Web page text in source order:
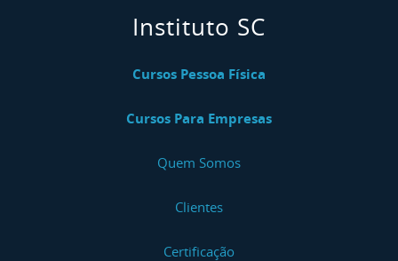
Instituto SC
Cursos Pessoa Física
Cursos Para Empresas
Quem Somos
Clientes
Certificação